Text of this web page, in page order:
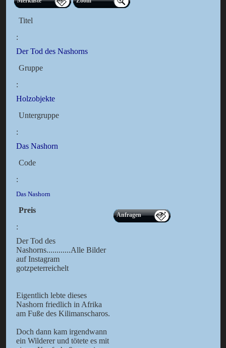
Titel
:
Der Tod des Nashorns
Gruppe
:
Holzobjekte
Untergruppe
:
Das Nashorn
Code
:
Das Nashorn
Preis
:
Anfragen
Der Tod des
Nashorns............Alle Bilder
auf Instagram
gotzpeterreichelt
Eigentlich lebte dieses
Nashorn friedlich in Afrika
am Fuße des Kilimanscharos.
Doch dann kam irgendwann
ein Wilderer und tötete es mit